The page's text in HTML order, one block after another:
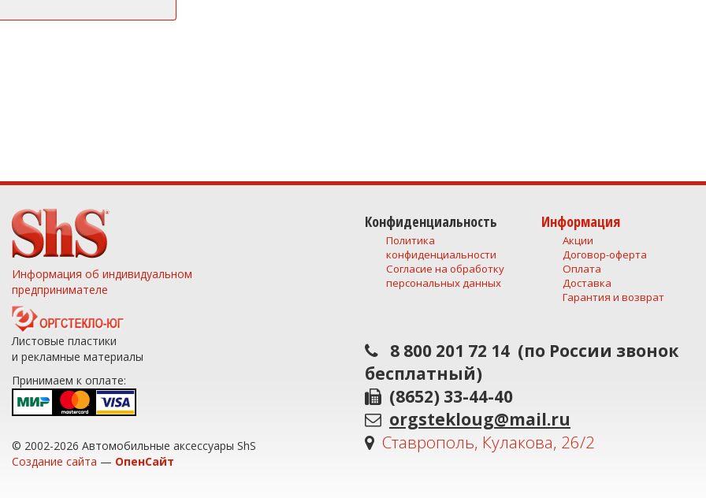
Информация об индивидуальном
предпринимателе
Листовые пластики
и рекламные материалы
Принимаем к оплате:
© 2002-2026 Автомобильные аксессуары ShS
Создание сайта — ОпенСайт
Конфиденциальность
Политика
конфиденциальности
Согласие на обработку
персональных данных
Информация
Акции
Договор-оферта
Оплата
Доставка
Гарантия и возврат
8 800 201 72 14 (по России звонок
бесплатный)
(8652) 33-44-40
orgstekloug@mail.ru
Ставрополь, Кулакова, 26/2